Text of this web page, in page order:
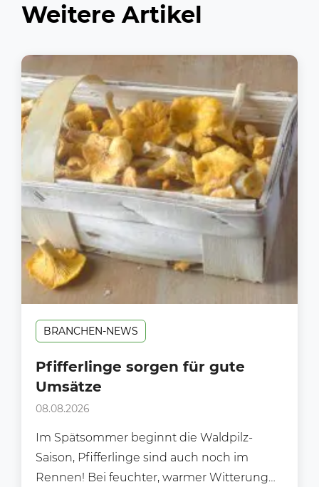
Weitere Artikel
BRANCHEN-NEWS
Pfifferlinge sorgen für gute
Umsätze
08.08.2026
Im Spätsommer beginnt die Waldpilz-
Saison, Pfifferlinge sind auch noch im
Rennen! Bei feuchter, warmer Witterung